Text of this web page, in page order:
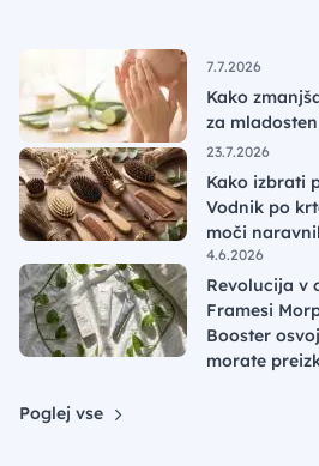
7.7.2026
Kako
za
23.7.2026
Kako izbrati
Vodnik po
moči
4.6.2026
Revolucija v
Framesi
Booster
morate
Poglej vse